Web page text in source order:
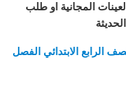
المجانية او طلب
الرابع الابتدائي الفصل